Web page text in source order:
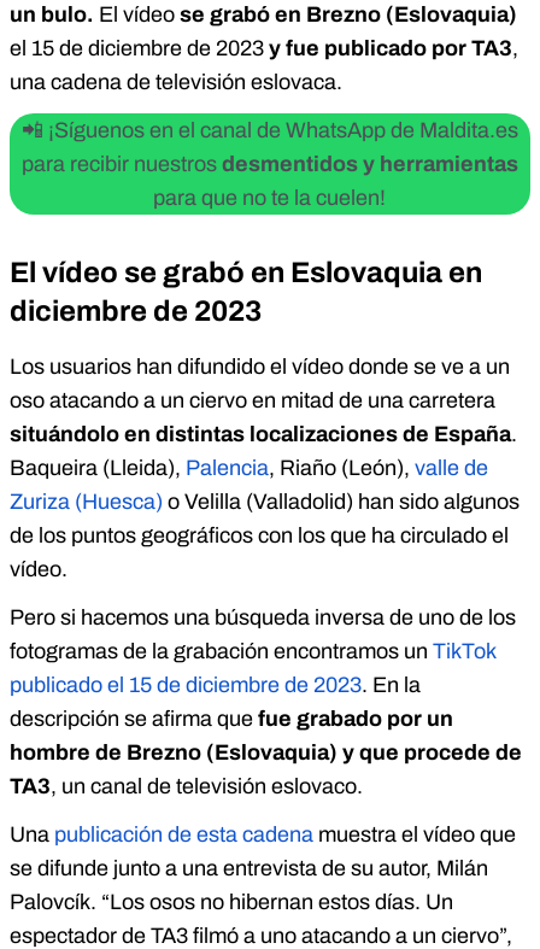
un bulo. El vídeo se grabó en Brezno (Eslovaquia)
el 15 de diciembre de 2023 y fue publicado por TA3,
una cadena de televisión eslovaca.
📲 ¡Síguenos en el canal de WhatsApp de Maldita.es
para recibir nuestros desmentidos y herramientas
para que no te la cuelen!
El vídeo se grabó en Eslovaquia en
diciembre de 2023
Los usuarios han difundido el vídeo donde se ve a un
oso atacando a un ciervo en mitad de una carretera
situándolo en distintas localizaciones de España.
Baqueira (Lleida), Palencia, Riaño (León), valle de
Zuriza (Huesca) o Velilla (Valladolid) han sido algunos
de los puntos geográficos con los que ha circulado el
vídeo.
Pero si hacemos una búsqueda inversa de uno de los
fotogramas de la grabación encontramos un TikTok
publicado el 15 de diciembre de 2023. En la
descripción se afirma que fue grabado por un
hombre de Brezno (Eslovaquia) y que procede de
TA3, un canal de televisión eslovaco.
Una publicación de esta cadena muestra el vídeo que
se difunde junto a una entrevista de su autor, Milán
Palovcík. “Los osos no hibernan estos días. Un
espectador de TA3 filmó a uno atacando a un ciervo”,